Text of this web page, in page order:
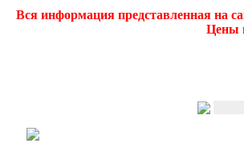
Вся информация представленная на
Цены